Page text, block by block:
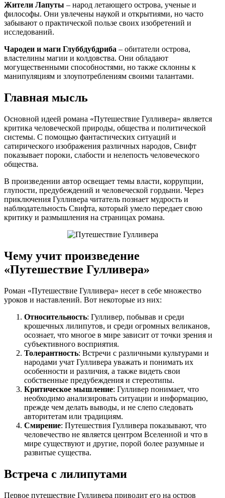
Жители Лапуты – народ летающего острова, ученые и
философы. Они увлечены наукой и открытиями, но часто
забывают о практической пользе своих изобретений и
исследований.
Чародеи и маги Глуббдубдриба – обитатели острова,
властелины магии и колдовства. Они обладают
могущественными способностями, но также склонны к
манипуляциям и злоупотреблениям своими талантами.
Главная мысль
Основной идеей романа «Путешествие Гулливера» является
критика человеческой природы, общества и политической
системы. С помощью фантастических ситуаций и
сатирического изображения различных народов, Свифт
показывает пороки, слабости и нелепость человеческого
общества.
В произведении автор освещает темы власти, коррупции,
глупости, предубеждений и человеческой гордыни. Через
приключения Гулливера читатель познает мудрость и
наблюдательность Свифта, который умело передает свою
критику и размышления на страницах романа.
Чему учит произведение
«Путешествие Гулливера»
Роман «Путешествие Гулливера» несет в себе множество
уроков и наставлений. Вот некоторые из них:
Относительность: Гулливер, побывав и среди
крошечных лилипутов, и среди огромных великанов,
осознает, что многое в мире зависит от точки зрения и
субъективного восприятия.
Толерантность: Встречи с различными культурами и
народами учат Гулливера уважать и понимать их
особенности и различия, а также видеть свои
собственные предубеждения и стереотипы.
Критическое мышление: Гулливер понимает, что
необходимо анализировать ситуации и информацию,
прежде чем делать выводы, и не слепо следовать
авторитетам или традициям.
Смирение: Путешествия Гулливера показывают, что
человечество не является центром Вселенной и что в
мире существуют и другие, порой более разумные и
развитые существа.
Встреча с лилипутами
Первое путешествие Гулливера приводит его на остров